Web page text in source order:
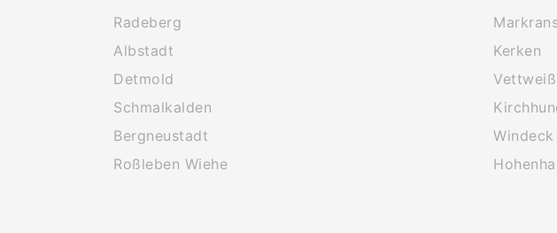
Radeberg
Albstadt
Detmold
Schmalkalden
Bergneustadt
Roßleben Wiehe
Kerken
Vettweiß
Windeck